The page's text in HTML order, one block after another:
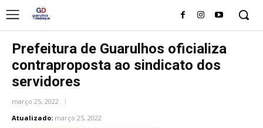
Prefeitura de Guarulhos oficializa
contraproposta ao sindicato dos
servidores
março 25, 2022
Atualizado: março 25, 2022